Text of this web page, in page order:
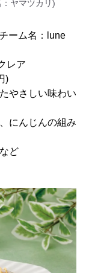
ヤマツカリ)
ーム名：lune
レア
)
やさしい味わい
んじんの組み
ど